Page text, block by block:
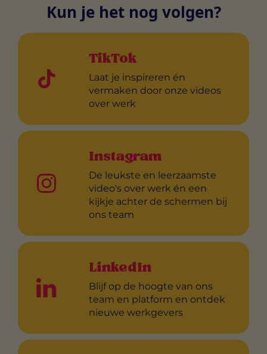
Kun je het nog volgen?
TikTok
Laat je inspireren én
vermaken door onze videos
over werk
Instagram
De leukste en leerzaamste
video's over werk én een
kijkje achter de schermen bij
ons team
LinkedIn
Blijf op de hoogte van ons
team en platform en ontdek
nieuwe werkgevers